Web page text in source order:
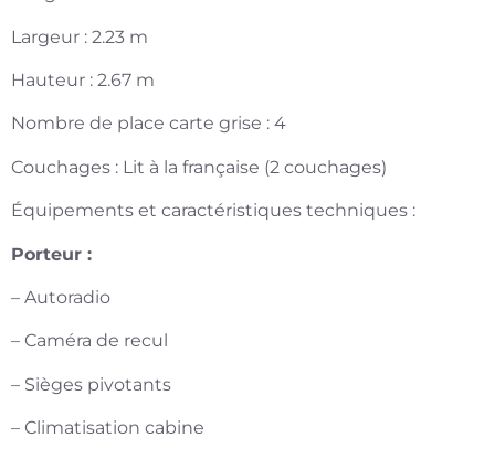
Largeur : 2.23 m
Hauteur : 2.67 m
Nombre de place carte grise : 4
Couchages : Lit à la française (2 couchages)
Équipements et caractéristiques techniques :
Porteur :
– Autoradio
– Caméra de recul
– Sièges pivotants
– Climatisation cabine